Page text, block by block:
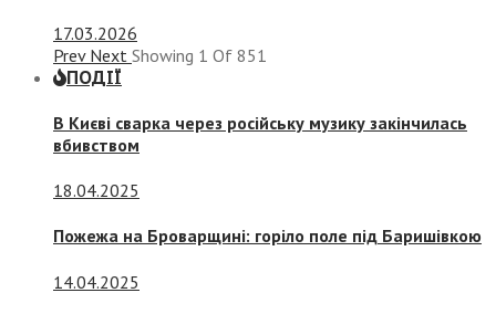
17.03.2026
Prev Next Showing 1 Of 851
ПОДІЇ
В Києві сварка через російську музику закінчилась
вбивством
18.04.2025
Пожежа на Броварщині: горіло поле під Баришівкою
14.04.2025